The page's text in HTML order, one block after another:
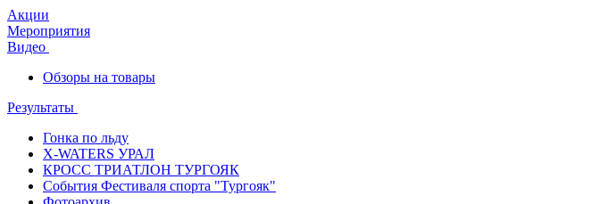
Акции
Мероприятия
Видео
Обзоры на товары
Результаты
Гонка по льду
X-WATERS УРАЛ
КРОСС ТРИАТЛОН ТУРГОЯК
События Фестиваля спорта "Тургояк"